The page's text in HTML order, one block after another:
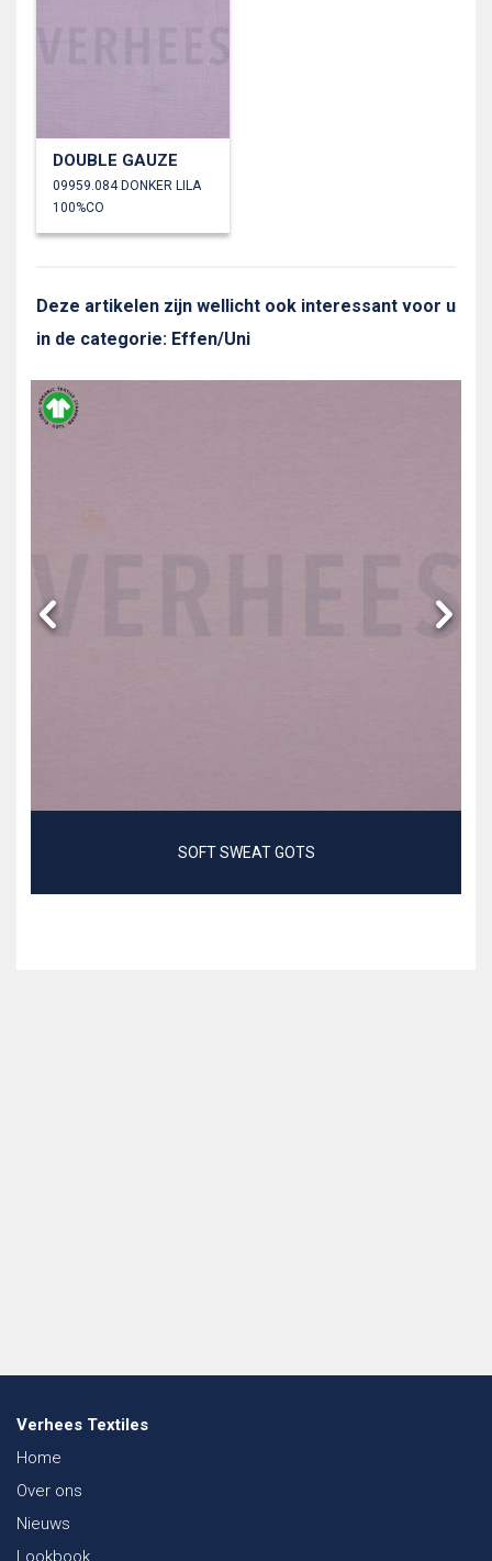
DOUBLE GAUZE
09959.084 DONKER LILA
100%CO
Deze artikelen zijn wellicht ook interessant voor u
in de categorie: Effen/Uni
SOFT SWEAT GOTS
Verhees Textiles
Home
Over ons
Nieuws
Lookbook